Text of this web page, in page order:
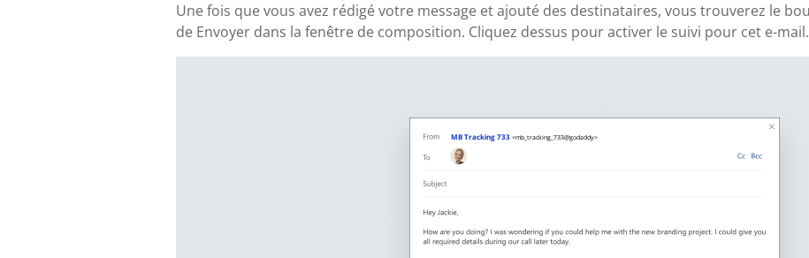
Une fois que vous avez rédigé votre message et ajouté des destinataires, vous trouverez le
de Envoyer dans la fenêtre de composition. Cliquez dessus pour activer le suivi pour cet e-mail.
MB Tracking 733 <mb_tracking_733@godaddy>